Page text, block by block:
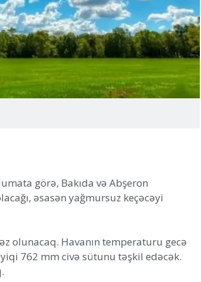
görə, Bakıda və Abşeron
əsasən yağmursuz keçəcəyi
olunacaq. Havanın temperaturu gecə
762 mm civə sütunu təşkil edəcək.